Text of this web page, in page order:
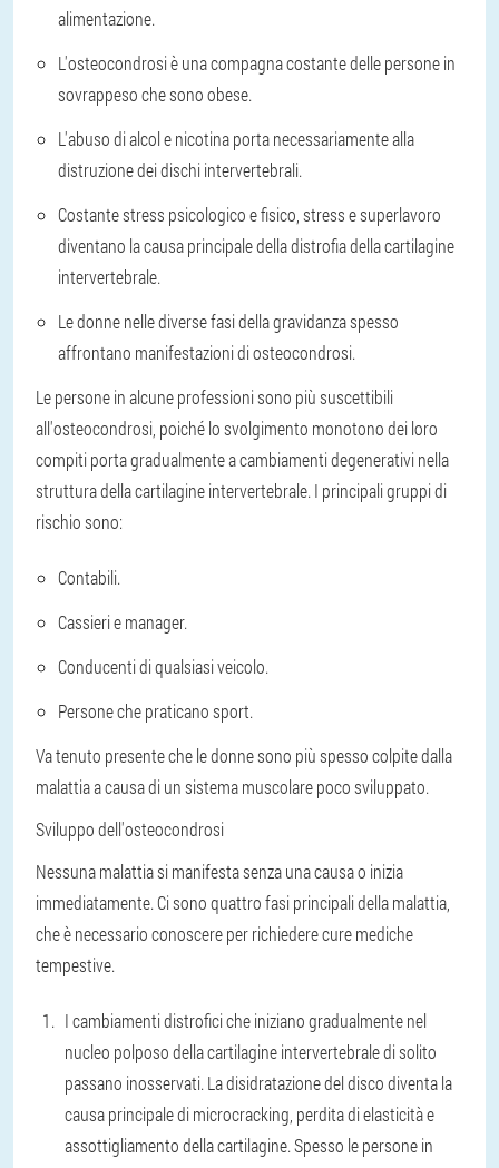
alimentazione.
L'osteocondrosi è una compagna costante delle persone in
sovrappeso che sono obese.
L'abuso di alcol e nicotina porta necessariamente alla
distruzione dei dischi intervertebrali.
Costante stress psicologico e fisico, stress e superlavoro
diventano la causa principale della distrofia della cartilagine
intervertebrale.
Le donne nelle diverse fasi della gravidanza spesso
affrontano manifestazioni di osteocondrosi.
Le persone in alcune professioni sono più suscettibili
all'osteocondrosi, poiché lo svolgimento monotono dei loro
compiti porta gradualmente a cambiamenti degenerativi nella
struttura della cartilagine intervertebrale. I principali gruppi di
rischio sono:
Contabili.
Cassieri e manager.
Conducenti di qualsiasi veicolo.
Persone che praticano sport.
Va tenuto presente che le donne sono più spesso colpite dalla
malattia a causa di un sistema muscolare poco sviluppato.
Sviluppo dell'osteocondrosi
Nessuna malattia si manifesta senza una causa o inizia
immediatamente. Ci sono quattro fasi principali della malattia,
che è necessario conoscere per richiedere cure mediche
tempestive.
I cambiamenti distrofici che iniziano gradualmente nel
nucleo polposo della cartilagine intervertebrale di solito
passano inosservati. La disidratazione del disco diventa la
causa principale di microcracking, perdita di elasticità e
assottigliamento della cartilagine. Spesso le persone in